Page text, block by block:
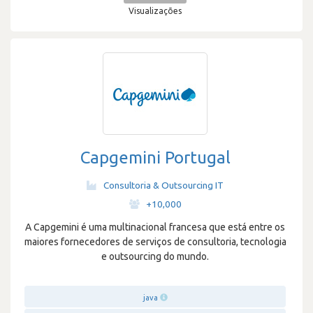
Visualizações
Capgemini Portugal
Consultoria & Outsourcing IT
+10,000
A Capgemini é uma multinacional francesa que está entre os
maiores fornecedores de serviços de consultoria, tecnologia
e outsourcing do mundo.
java